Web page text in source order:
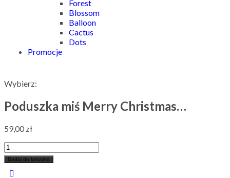
Forest
Blossom
Balloon
Cactus
Dots
Promocje
Wybierz:
Poduszka miś Merry Christmas…
59,00 zł
Dodaj do koszyka